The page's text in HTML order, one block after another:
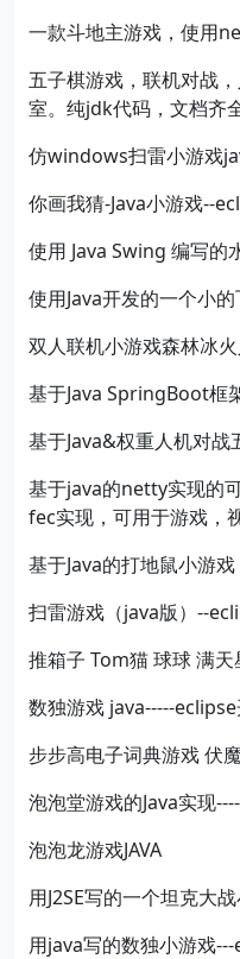
一款斗地主游戏，使用
五子棋游戏，联机对战
室。纯jdk代码，文档齐
仿windows扫雷小游戏
你画我猜-Java小游戏--
使用 Java Swing 编写的
使用Java开发的一个小
双人联机小游戏森林冰火
基于Java SpringBoot框
基于Java&权重人机对
基于java的netty实现的
fec实现，可用于游戏，
基于Java的打地鼠小游戏
扫雷游戏（java版）--
推箱子 Tom猫 球球 满
数独游戏 java-----
步步高电子词典游戏 伏
泡泡堂游戏的Java实现
泡泡龙游戏JAVA
用J2SE写的一个坦克大
用java写的数独小游戏